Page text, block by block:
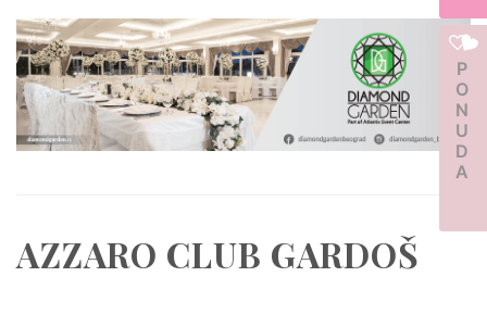
PONUDA
AZZARO CLUB GARDOŠ